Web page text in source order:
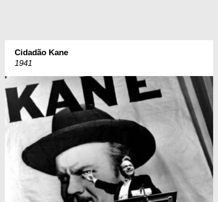
Cidadão Kane
1941